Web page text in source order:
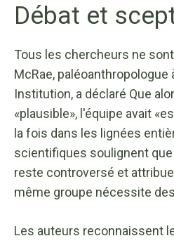
Débat et
Tous les chercheurs ne
McRae, paléoanthropologue
Institution, a déclaré Que
«plausible», l'équipe avait
la fois dans les lignées
scientifiques soulignent
reste controversé et
même groupe nécessite
Les auteurs reconnaissent